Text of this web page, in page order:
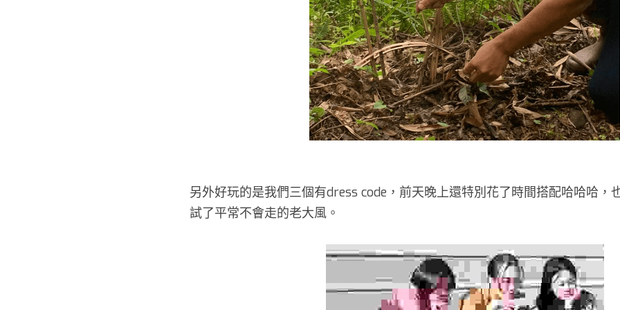
另外好玩的是我們三個有dress code，前天晚上還特別花了時間搭配哈哈哈，
試了平常不會走的老大風。